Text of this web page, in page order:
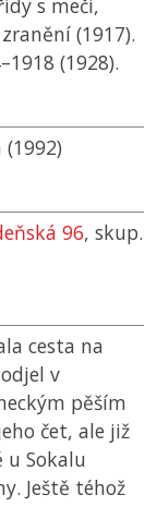
s meči,
(1917).
(1928).
96, skup.
cesta na
v
pěším
čet, ale již
u Sokalu
Ještě téhož